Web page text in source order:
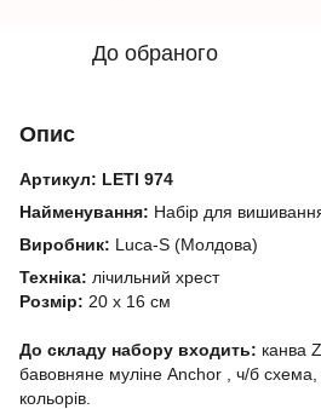
До обраного
Опис
Артикул: LETI 974
Найменування: Набір для
Виробник: Luca-S (Молдова)
Техніка: лічильний хрест
Розмір: 20 х 16 см
До складу набору входить: канва
бавовняне муліне Anchor , ч/б схема,
кольорів.